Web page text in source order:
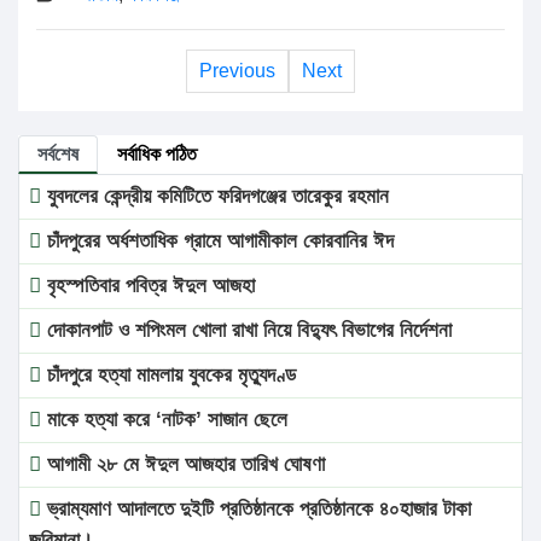
Previous Next
সর্বশেষ সর্বাধিক পঠিত
যুবদলের কেন্দ্রীয় কমিটিতে ফরিদগঞ্জের তারেকুর রহমান
চাঁদপুরের অর্ধশতাধিক গ্রামে আগামীকাল কোরবানির ঈদ
বৃহস্পতিবার পবিত্র ঈদুল আজহা
দোকানপাট ও শপিংমল খোলা রাখা নিয়ে বিদ্যুৎ বিভাগের নির্দেশনা
চাঁদপুরে হত্যা মামলায় যুবকের মৃত্যুদণ্ড
মাকে হত্যা করে ‘নাটক’ সাজান ছেলে
আগামী ২৮ মে ঈদুল আজহার তারিখ ঘোষণা
ভ্রাম্যমাণ আদালতে দুইটি প্রতিষ্ঠানকে প্রতিষ্ঠানকে ৪০হাজার টাকা